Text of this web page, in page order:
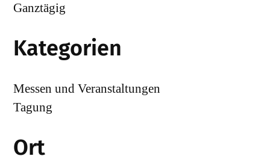
Ganztägig
Kategorien
Messen und Veranstaltungen
Tagung
Ort